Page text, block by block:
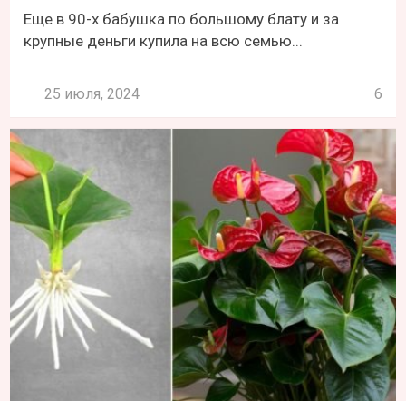
Еще в 90-х бабушка по большому блату и за
крупные деньги купила на всю семью...
25 июля, 2024 6